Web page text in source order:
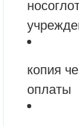
копия
оплаты